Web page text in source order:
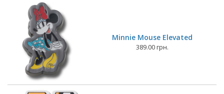
Minnie Mouse Elevated
389.00 грн.